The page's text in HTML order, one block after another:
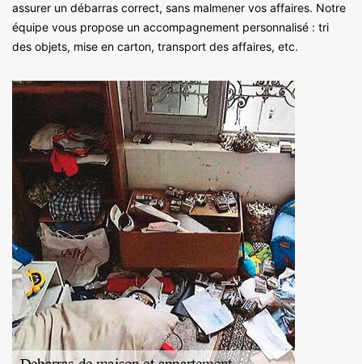
assurer un débarras correct, sans malmener vos affaires. Notre
équipe vous propose un accompagnement personnalisé : tri
des objets, mise en carton, transport des affaires, etc.